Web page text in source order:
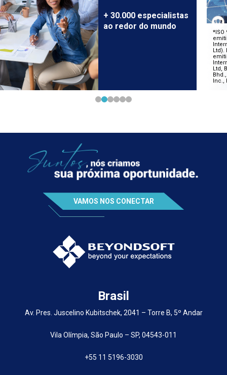
+ 30.000 especialistas
ao redor do mundo
VAMOS NOS CONECTAR
Brasil
Av. Pres. Juscelino Kubitschek, 2041 – Torre B, 5º Andar
Vila Olímpia, São Paulo – SP, 04543-011
+55 11 5196-3030